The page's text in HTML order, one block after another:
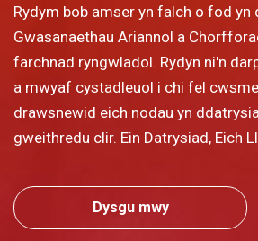
Rydym bob amser yn falch o fod yn
Gwasanaethau Ariannol a
farchnad ryngwladol. Rydyn ni'n
a mwyaf cystadleuol i chi fel
drawsnewid eich nodau yn
gweithredu clir. Ein Datrysiad, Eich
Dysgu mwy